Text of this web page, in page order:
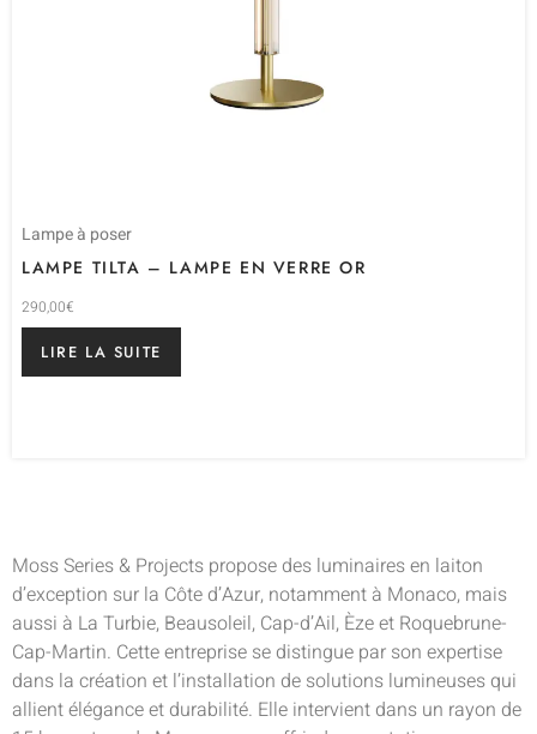
Lampe à poser
LAMPE TILTA – LAMPE EN VERRE OR
290,00€
LIRE LA SUITE
Moss Series & Projects propose des luminaires en laiton
d’exception sur la Côte d’Azur, notamment à Monaco, mais
aussi à La Turbie, Beausoleil, Cap-d’Ail, Èze et Roquebrune-
Cap-Martin. Cette entreprise se distingue par son expertise
dans la création et l’installation de solutions lumineuses qui
allient élégance et durabilité. Elle intervient dans un rayon de